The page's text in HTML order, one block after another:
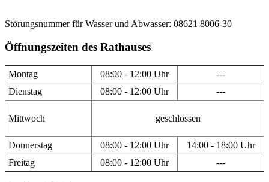
Störungsnummer für Wasser und Abwasser: 08621 8006-30
Öffnungszeiten des Rathauses
Montag 08:00 - 12:00 Uhr
---
Dienstag
08:00 - 12:00 Uhr ---
Mittwoch geschlossen
Donnerstag 08:00 - 12:00 Uhr
14:00 - 18:00 Uhr
Freitag
08:00 - 12:00 Uhr ---